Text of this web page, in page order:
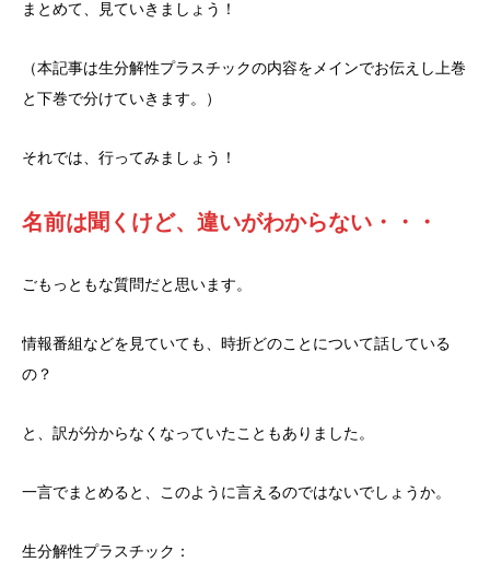
まとめて、見ていきましょう！
（本記事は生分解性プラスチックの内容をメインでお伝えし上巻
と下巻で分けていきます。）
それでは、行ってみましょう！
名前は聞くけど、違いがわからない・・・
ごもっともな質問だと思います。
情報番組などを見ていても、時折どのことについて話している
の？
と、訳が分からなくなっていたこともありました。
一言でまとめると、このように言えるのではないでしょうか。
生分解性プラスチック：